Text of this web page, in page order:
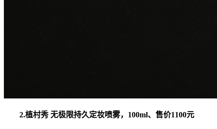
2.植村秀 无极限持久定妆喷雾，100ml、售价1100元